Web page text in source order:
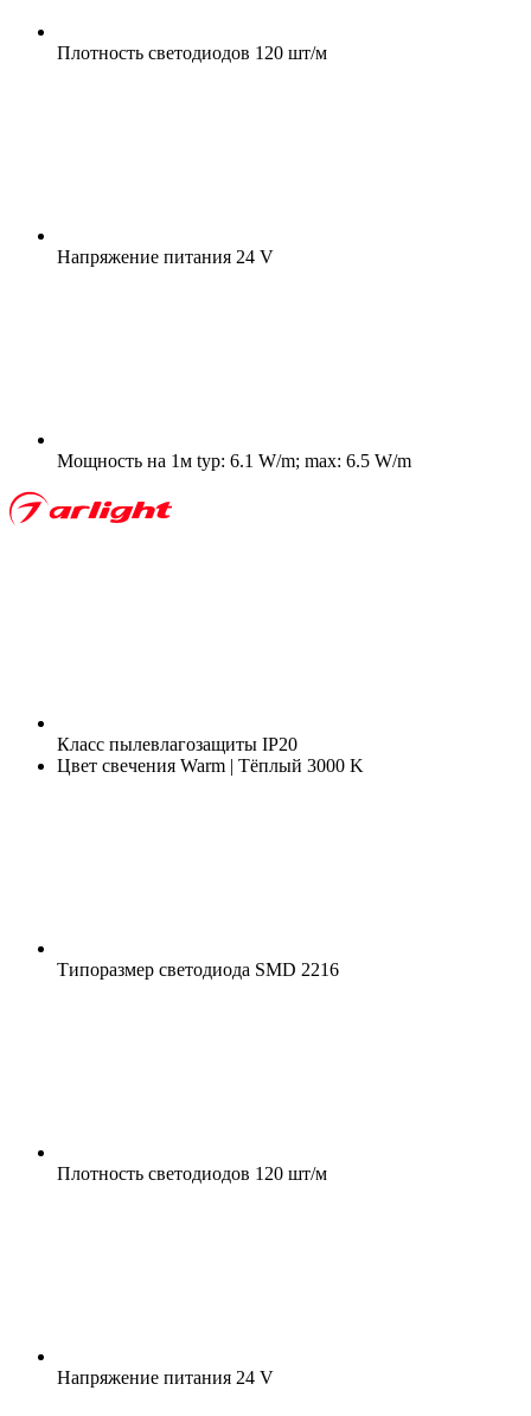
Плотность светодиодов 120 шт/м
Напряжение питания 24 V
Мощность на 1м typ: 6.1 W/m; max: 6.5 W/m
Класс пылевлагозащиты IP20
Цвет свечения Warm | Тёплый 3000 K
Типоразмер светодиода SMD 2216
Плотность светодиодов 120 шт/м
Напряжение питания 24 V